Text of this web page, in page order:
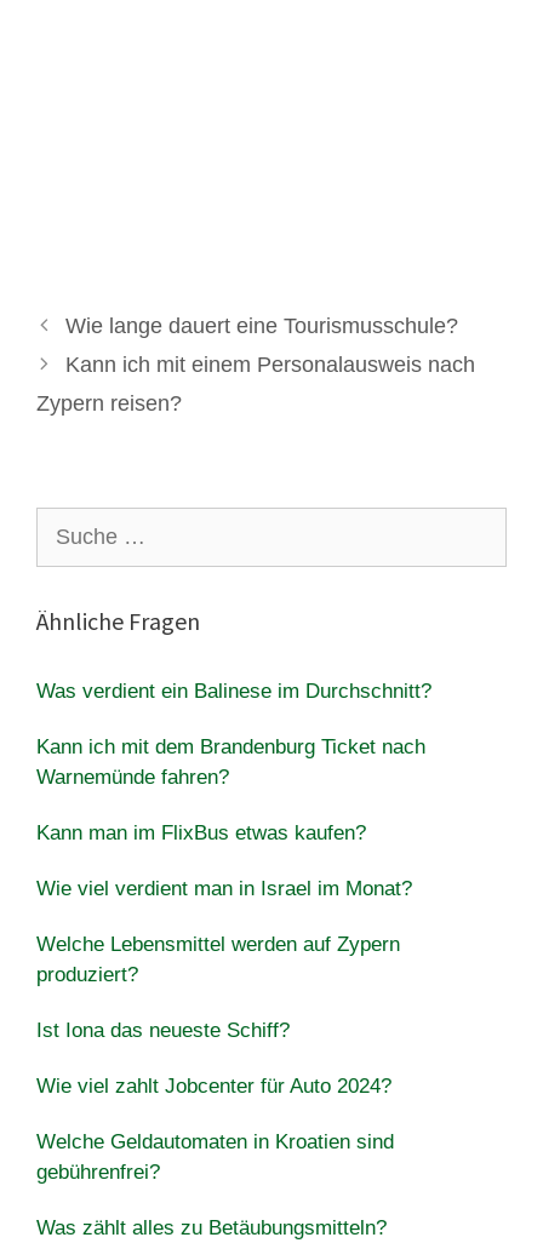
Wie lange dauert eine Tourismusschule?
Kann ich mit einem Personalausweis nach
Zypern reisen?
nach:
Ähnliche Fragen
Was verdient ein Balinese im Durchschnitt?
Kann ich mit dem Brandenburg Ticket nach
Warnemünde fahren?
Kann man im FlixBus etwas kaufen?
Wie viel verdient man in Israel im Monat?
Welche Lebensmittel werden auf Zypern
produziert?
Ist Iona das neueste Schiff?
Wie viel zahlt Jobcenter für Auto 2024?
Welche Geldautomaten in Kroatien sind
gebührenfrei?
Was zählt alles zu Betäubungsmitteln?